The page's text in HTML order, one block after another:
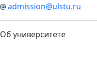
admission@ulstu.ru
Об университете